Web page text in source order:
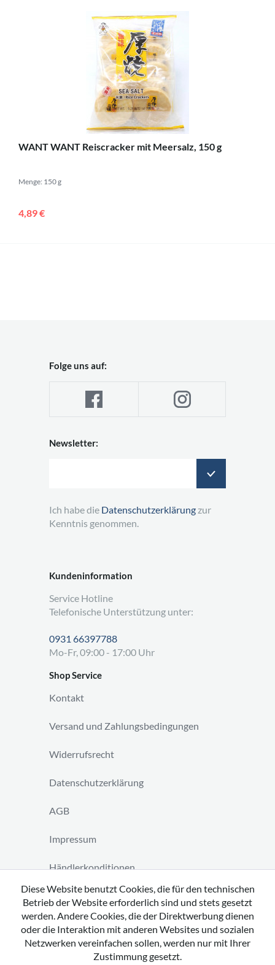
WANT WANT Reiscracker mit Meersalz, 150 g
Menge: 150 g
4,89 €
Kundeninformation
Service Hotline
Telefonische Unterstützung unter:
0931 66397788
Mo-Fr, 09:00 - 17:00 Uhr
Shop Service
Kontakt
Versand und Zahlungsbedingungen
Widerrufsrecht
Datenschutzerklärung
AGB
Impressum
Händlerkonditionen
Vertrag widerrufen
Folge uns auf:
Newsletter:
Ich habe die Datenschutzerklärung zur
Kenntnis genommen.
Diese Website benutzt Cookies, die für den technischen
Betrieb der Website erforderlich sind und stets gesetzt
werden. Andere Cookies, die der Direktwerbung dienen
oder die Interaktion mit anderen Websites und sozialen
Netzwerken vereinfachen sollen, werden nur mit Ihrer
Zustimmung gesetzt.